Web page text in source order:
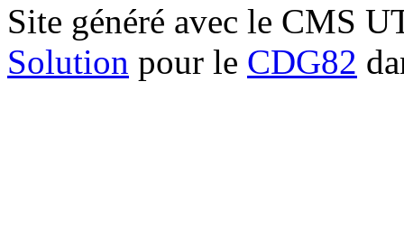
Site généré avec le CMS
Solution pour le CDG82